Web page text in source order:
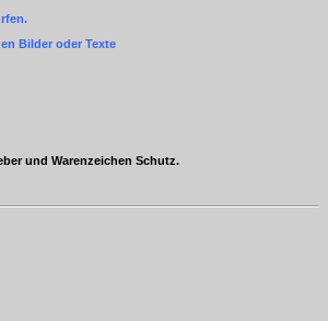
Bilder oder Texte
und Warenzeichen Schutz.